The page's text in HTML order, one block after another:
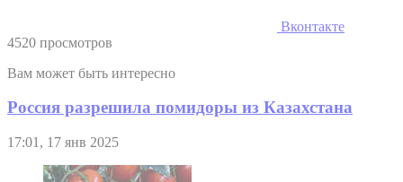
Вконтакте
4520 просмотров
Вам может быть интересно
Россия разрешила помидоры из Казахстана
17:01, 17 янв 2025